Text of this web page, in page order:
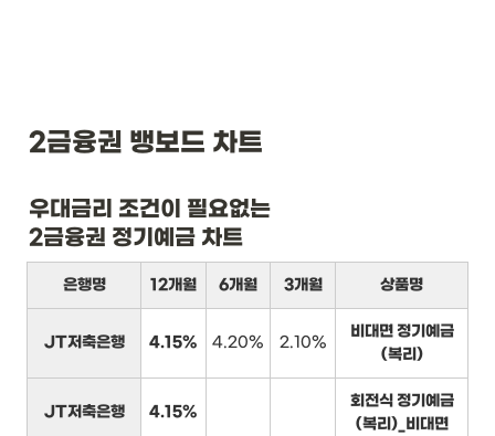
2금융권 뱅보드 차트
우대금리 조건이 필요없는
2금융권 정기예금 차트
은행명 12개월 6개월 3개월 상품명
JT저축은행 4.15% 4.20% 2.10%
비대면 정기예금
(복리)
JT저축은행 4.15%
회전식 정기예금
(복리)_비대면